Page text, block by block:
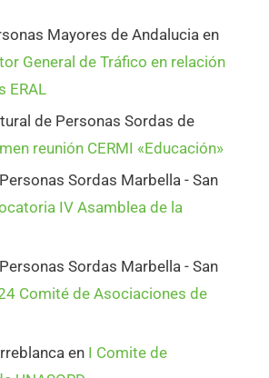
Mayores de Andalucia en
General de Tráfico en relación
ERAL
de Personas Sordas de
reunión CERMI «Educación»
Sordas Marbella - San
IV Asamblea de la
Sordas Marbella - San
Comité de Asociaciones de
en I Comite de